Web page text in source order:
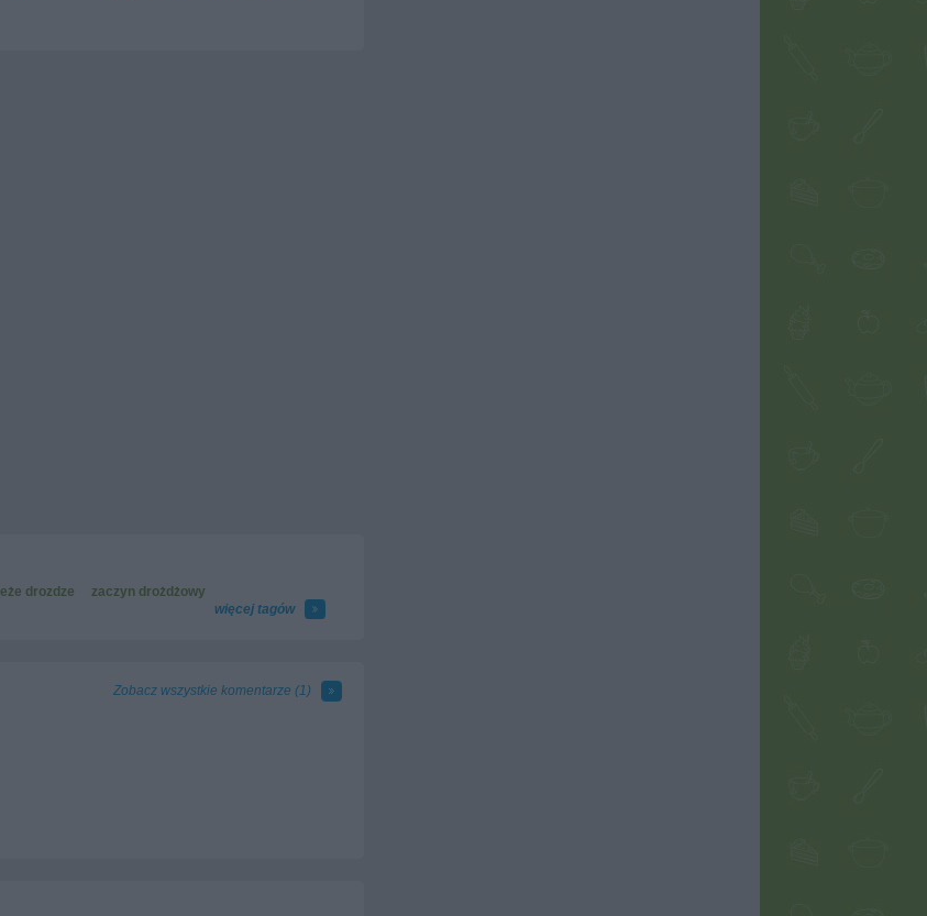
drozdze
zaczyn drożdżowy
więcej tagów
Zobacz wszystkie komentarze (1)